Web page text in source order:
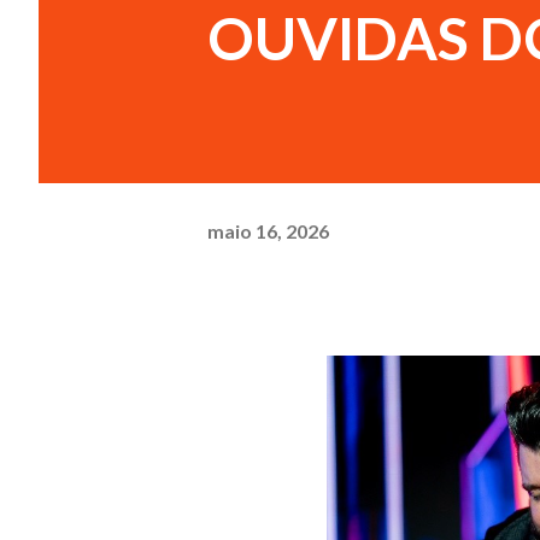
OUVIDAS
maio 16, 2026